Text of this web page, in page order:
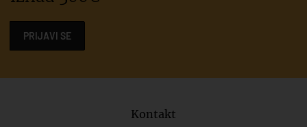
PRIJAVI SE
Kontakt